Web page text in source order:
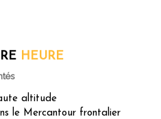
HEURE
altitude
le Mercantour frontalier